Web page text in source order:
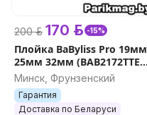
200 р. 170 р. -15%
Плойка BaByliss Pro 19мм
25мм 32мм (BAB2172TTE
BAB2173TTE BAB2174TTE)
Минск, Фрунзенский
Гарантия
Доставка по Беларуси